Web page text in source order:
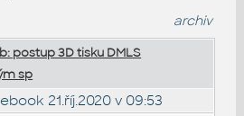
archiv
postup 3D tisku DMLS
sp
21.říj.2020 v 09:53